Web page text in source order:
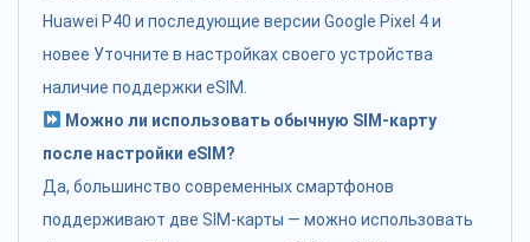
Huawei P40 и последующие версии Google Pixel 4 и
новее Уточните в настройках своего устройства
наличие поддержки eSIM.
Можно ли использовать обычную SIM-карту
после настройки eSIM?
Да, большинство современных смартфонов
поддерживают две SIM-карты — можно использовать